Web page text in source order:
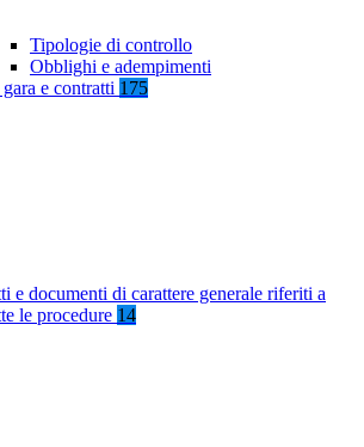
Tipologie di controllo
Obblighi e adempimenti
e contratti 175
e documenti di carattere generale riferiti a
le procedure 14